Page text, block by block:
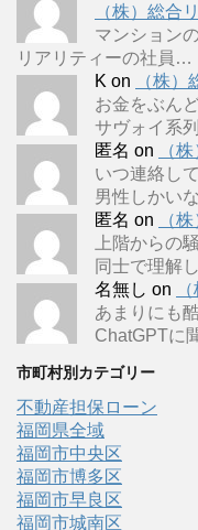
（株）総合
マンション
リアリティーの社員…
K on
（株）
お金をぶん
サヴォイ系
匿名 on
（
いつ連絡し
男性しかい
匿名 on
（
上階からの
同士で理解
名無し on
あまりにも
ChatGPTに
市町村別カテゴリー
不動産担保ローン
福岡県全域
福岡市中央区
福岡市博多区
福岡市早良区
福岡市城南区